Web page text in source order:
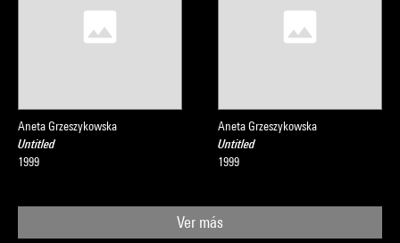
Aneta Grzeszykowska
Untitled
1999
Aneta Grzeszykowska
Untitled
1999
Ver más